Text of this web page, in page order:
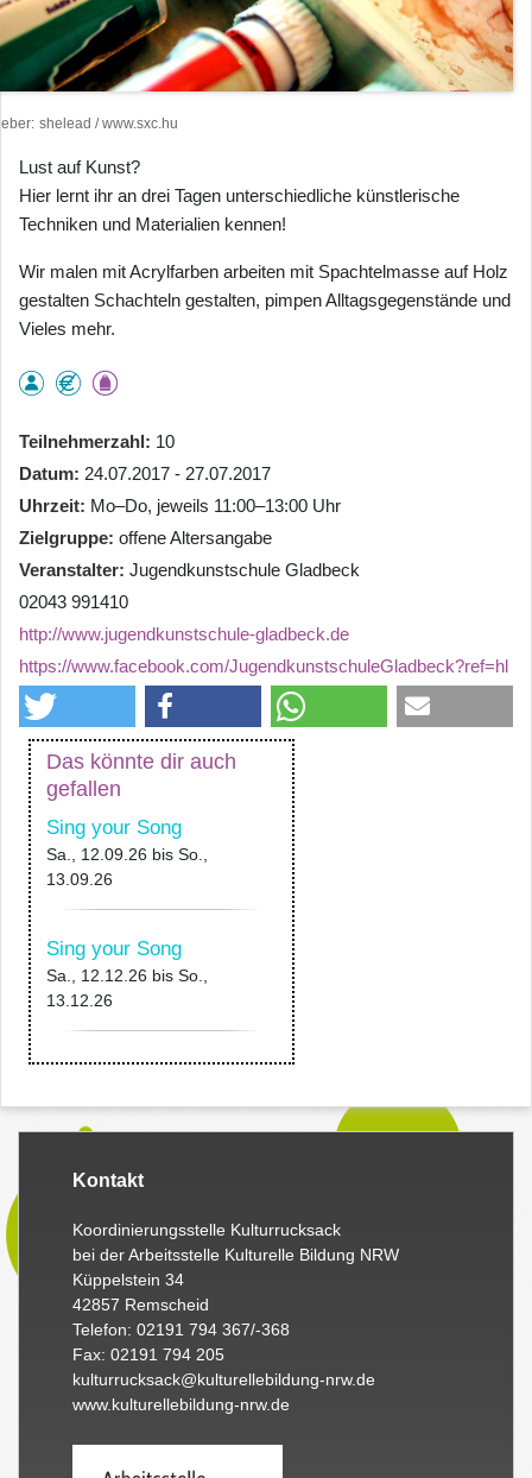
shelead / www.sxc.hu
Lust auf Kunst?
Hier lernt ihr an drei Tagen unterschiedliche künstlerische
Techniken und Materialien kennen!
Wir malen mit Acrylfarben arbeiten mit Spachtelmasse auf Holz
gestalten Schachteln gestalten, pimpen Alltagsgegenstände und
Vieles mehr.
Teilnehmerzahl
10
Datum 24.07.2017 - 27.07.2017
Uhrzeit Mo–Do, jeweils 11:00–13:00 Uhr
Zielgruppe offene Altersangabe
Veranstalter Jugendkunstschule Gladbeck
02043 991410
http://www.jugendkunstschule-gladbeck.de
https://www.facebook.com/JugendkunstschuleGladbeck?ref=hl
Das könnte dir auch
gefallen
Sing your Song
Sa., 12.09.26 bis So.,
13.09.26
Sing your Song
Sa., 12.12.26 bis So.,
13.12.26
Kontakt
Koordinierungsstelle Kulturrucksack
bei der Arbeitsstelle Kulturelle Bildung NRW
Küppelstein 34
42857 Remscheid
Telefon: 02191 794 367/-368
Fax: 02191 794 205
kulturrucksack@kulturellebildung-nrw.de
www.kulturellebildung-nrw.de